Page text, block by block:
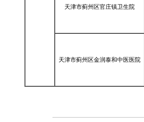
天津市蓟州区官庄镇卫生院
天津市蓟州区金润泰和中医医院